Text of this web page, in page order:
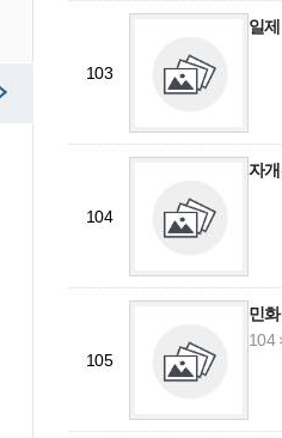
103
일
104
자
105
민
104